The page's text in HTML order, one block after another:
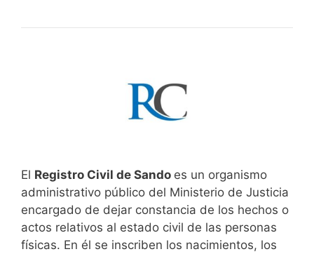
El Registro Civil de Sando es un organismo
administrativo público del Ministerio de Justicia
encargado de dejar constancia de los hechos o
actos relativos al estado civil de las personas
físicas. En él se inscriben los nacimientos, los